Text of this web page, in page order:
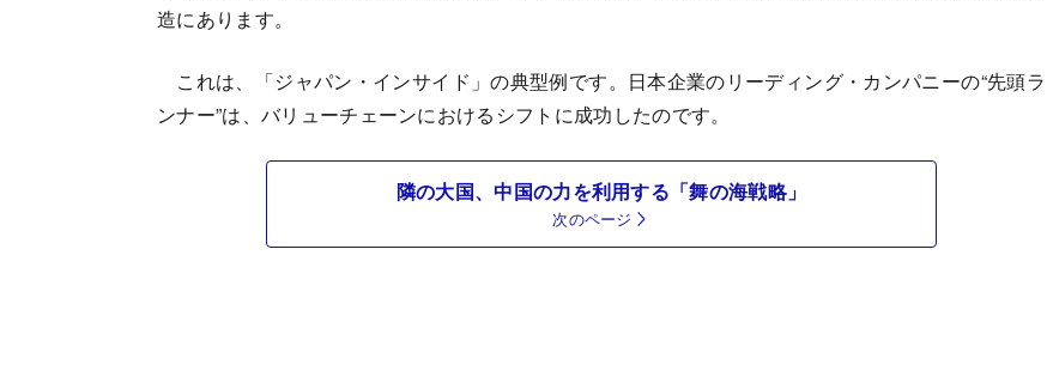
造にあります。
これは、「ジャパン・インサイド」の典型例です。日本企業のリーディング・カンパニーの“先頭ラ
ンナー”は、バリューチェーンにおけるシフトに成功したのです。
隣の大国、中国の力を利用する「舞の海戦略」
次のページ